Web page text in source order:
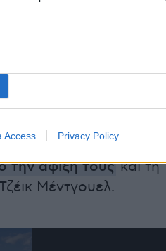
Access Privacy Policy
παρέδωσε την
με την κόρη του
την ανέβασε
στο
την άφιξή τουςκαι τη
Μέντγουελ.